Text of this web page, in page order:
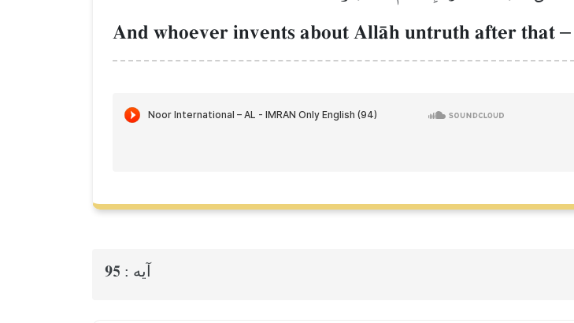
And whoever invents about AllŒh untruth after that –
آيه : 95